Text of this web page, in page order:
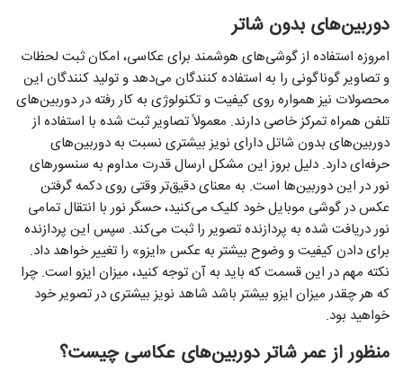
دوربین‌های بدون شاتر
امروزه استفاده از گوشی‌های هوشمند برای عکاسی، امکان ثبت لحظات
و تصاویر گوناگونی را به استفاده کنندگان می‌دهد و تولید کنندگان این
محصولات نیز همواره روی کیفیت و تکنولوژی به کار رفته در دوربین‌های
تلفن همراه تمرکز خاصی دارند. معمولاً تصاویر ثبت شده با استفاده از
دوربین‌های بدون شاتل دارای نویز بیشتری نسبت به دوربین‌های
حرفه‌ای دارد. دلیل بروز این مشکل ارسال قدرت مداوم به سنسورهای
نور در این دوربین‌ها است. به معنای دقیق‌تر وقتی روی دکمه گرفتن
عکس در گوشی موبایل خود کلیک می‌کنید، حسگر نور با انتقال تمامی
نور دریافت شده به پردازنده تصویر را ثبت می‌کند. سپس این پردازنده
برای دادن کیفیت و وضوح بیشتر به عکس «ایزو» را تغییر خواهد داد.
نکته مهم در این قسمت که باید به آن توجه کنید، میزان ایزو است. چرا
که هر چقدر میزان ایزو بیشتر باشد شاهد نویز بیشتری در تصویر خود
خواهید بود.
منظور از عمر شاتر دوربین‌های عکاسی چیست؟